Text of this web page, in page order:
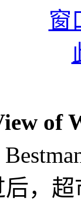
of
后，